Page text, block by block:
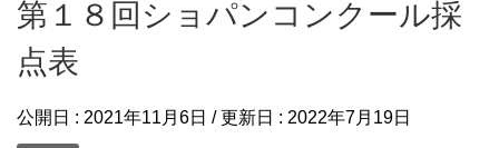
第１８回ショパンコンクール採
点表
公開日 : 2021年11月6日 / 更新日 : 2022年7月19日